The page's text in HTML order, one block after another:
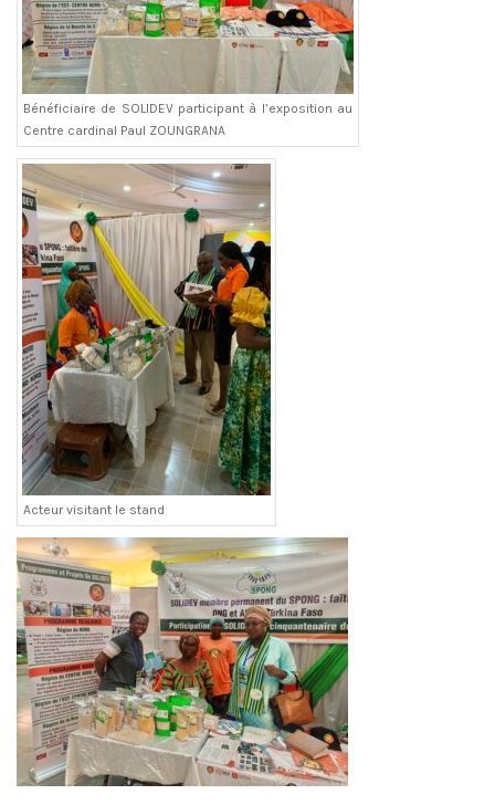
Bénéficiaire de SOLIDEV participant à l’exposition au
Centre cardinal Paul ZOUNGRANA
Acteur visitant le stand